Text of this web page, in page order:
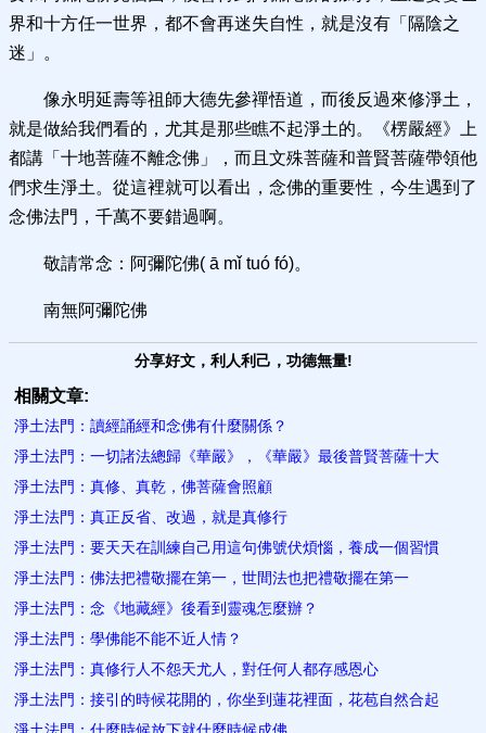
界和十方任一世界，都不會再迷失自性，就是沒有「隔陰之
迷」。
像永明延壽等祖師大德先參禪悟道，而後反過來修淨土，
就是做給我們看的，尤其是那些瞧不起淨土的。《楞嚴經》上
都講「十地菩薩不離念佛」，而且文殊菩薩和普賢菩薩帶領他
們求生淨土。從這裡就可以看出，念佛的重要性，今生遇到了
念佛法門，千萬不要錯過啊。
敬請常念：阿彌陀佛( ā mǐ tuó fó)。
南無阿彌陀佛
分享好文，利人利己，功德無量!
相關文章:
淨土法門：讀經誦經和念佛有什麼關係？
淨土法門：一切諸法總歸《華嚴》，《華嚴》最後普賢菩薩十大
淨土法門：真修、真乾，佛菩薩會照顧
淨土法門：真正反省、改過，就是真修行
淨土法門：要天天在訓練自己用這句佛號伏煩惱，養成一個習慣
淨土法門：佛法把禮敬擺在第一，世間法也把禮敬擺在第一
淨土法門：念《地藏經》後看到靈魂怎麼辦？
淨土法門：學佛能不​能不近人情？
淨土法門：真修行人不怨天尤人，對任何人都存感恩心
淨土法門：接引的時候花開的，你坐到蓮花裡面，花苞自然合起